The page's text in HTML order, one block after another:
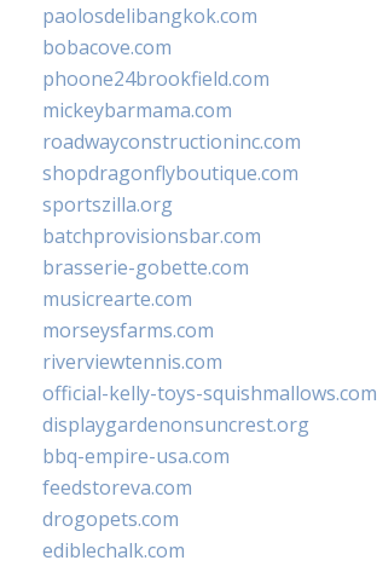
paolosdelibangkok.com
bobacove.com
phoone24brookfield.com
mickeybarmama.com
roadwayconstructioninc.com
shopdragonflyboutique.com
sportszilla.org
batchprovisionsbar.com
brasserie-gobette.com
musicrearte.com
morseysfarms.com
riverviewtennis.com
official-kelly-toys-squishmallows.com
displaygardenonsuncrest.org
bbq-empire-usa.com
feedstoreva.com
drogopets.com
ediblechalk.com